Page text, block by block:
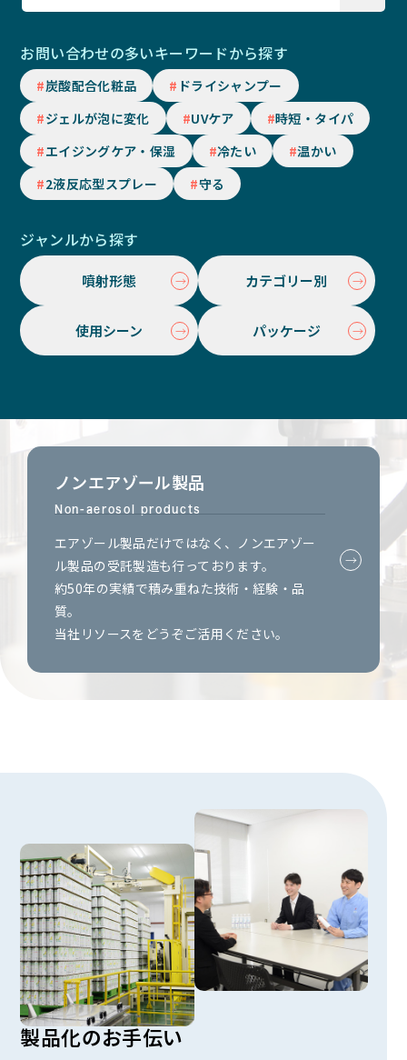
お問い合わせの多いキーワードから探す
炭酸配合化粧品
ドライシャンプー
ジェルが泡に変化
UVケア
時短・タイパ
エイジングケア・保湿
冷たい
温かい
2液反応型スプレー
守る
ジャンルから探す
噴射形態 カテゴリー別
使用シーン パッケージ
ノンエアゾール製品
Non-aerosol products
エアゾール製品だけではなく、ノンエアゾー
ル製品の受託製造も行っております。
約50年の実績で積み重ねた技術・経験・品
質。
当社リソースをどうぞご活用ください。
製品化のお手伝い